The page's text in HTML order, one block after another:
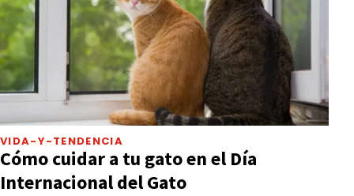
VIDA-Y-TENDENCIA
Cómo cuidar a tu gato en el Día
Internacional del Gato